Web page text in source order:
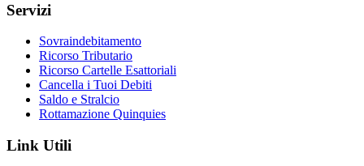
Servizi
Sovraindebitamento
Ricorso Tributario
Ricorso Cartelle Esattoriali
Cancella i Tuoi Debiti
Saldo e Stralcio
Rottamazione Quinquies
Link Utili